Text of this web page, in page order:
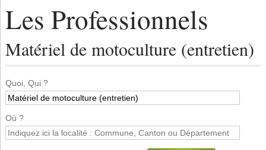
Les Professionnels
Matériel de motoculture (entretien)
Quoi, Qui ?
Où ?